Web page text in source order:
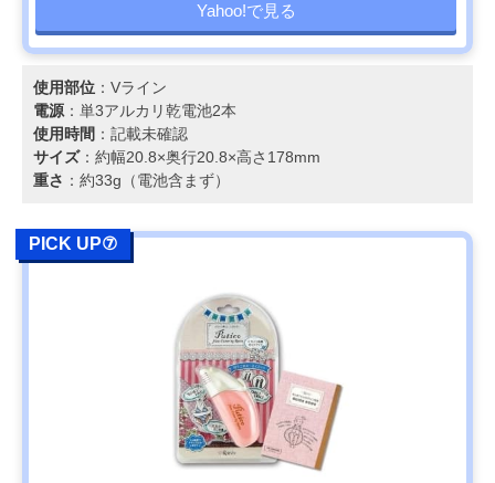
Yahoo!で見る
使用部位 ：Vライン
電源 ：単3アルカリ乾電池2本
使用時間 ：記載未確認
サイズ：約幅20.8×奥行20.8×高さ178mm
重さ ：約33g（電池含まず）
PICK UP⑦